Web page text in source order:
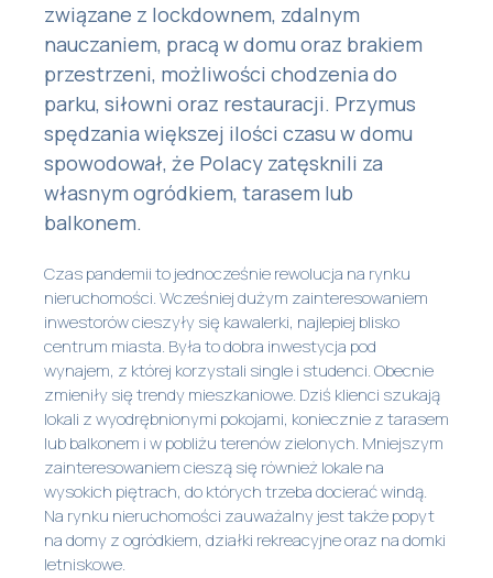
związane z lockdownem, zdalnym
nauczaniem, pracą w domu oraz brakiem
przestrzeni, możliwości chodzenia do
parku, siłowni oraz restauracji. Przymus
spędzania większej ilości czasu w domu
spowodował, że Polacy zatęsknili za
własnym ogródkiem, tarasem lub
balkonem.
Czas pandemii to jednocześnie rewolucja na rynku
nieruchomości. Wcześniej dużym zainteresowaniem
inwestorów cieszyły się kawalerki, najlepiej blisko
centrum miasta. Była to dobra inwestycja pod
wynajem, z której korzystali single i studenci. Obecnie
zmieniły się trendy mieszkaniowe. Dziś klienci szukają
lokali z wyodrębnionymi pokojami, koniecznie z tarasem
lub balkonem i w pobliżu terenów zielonych. Mniejszym
zainteresowaniem cieszą się również lokale na
wysokich piętrach, do których trzeba docierać windą.
Na rynku nieruchomości zauważalny jest także popyt
na domy z ogródkiem, działki rekreacyjne oraz na domki
letniskowe.